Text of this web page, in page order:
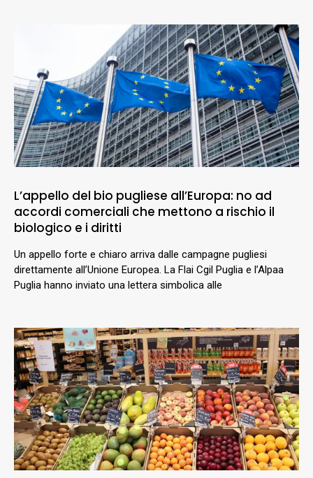
L’appello del bio pugliese all’Europa: no ad
accordi comerciali che mettono a rischio il
biologico e i diritti
Un appello forte e chiaro arriva dalle campagne pugliesi
direttamente all’Unione Europea. La Flai Cgil Puglia e l’Alpaa
Puglia hanno inviato una lettera simbolica alle